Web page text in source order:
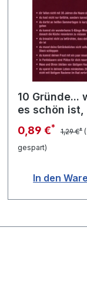
10 Gründe...
es schön ist,
FRAU zu sein
0,89 €* 1,29 €*
gespart)
In den